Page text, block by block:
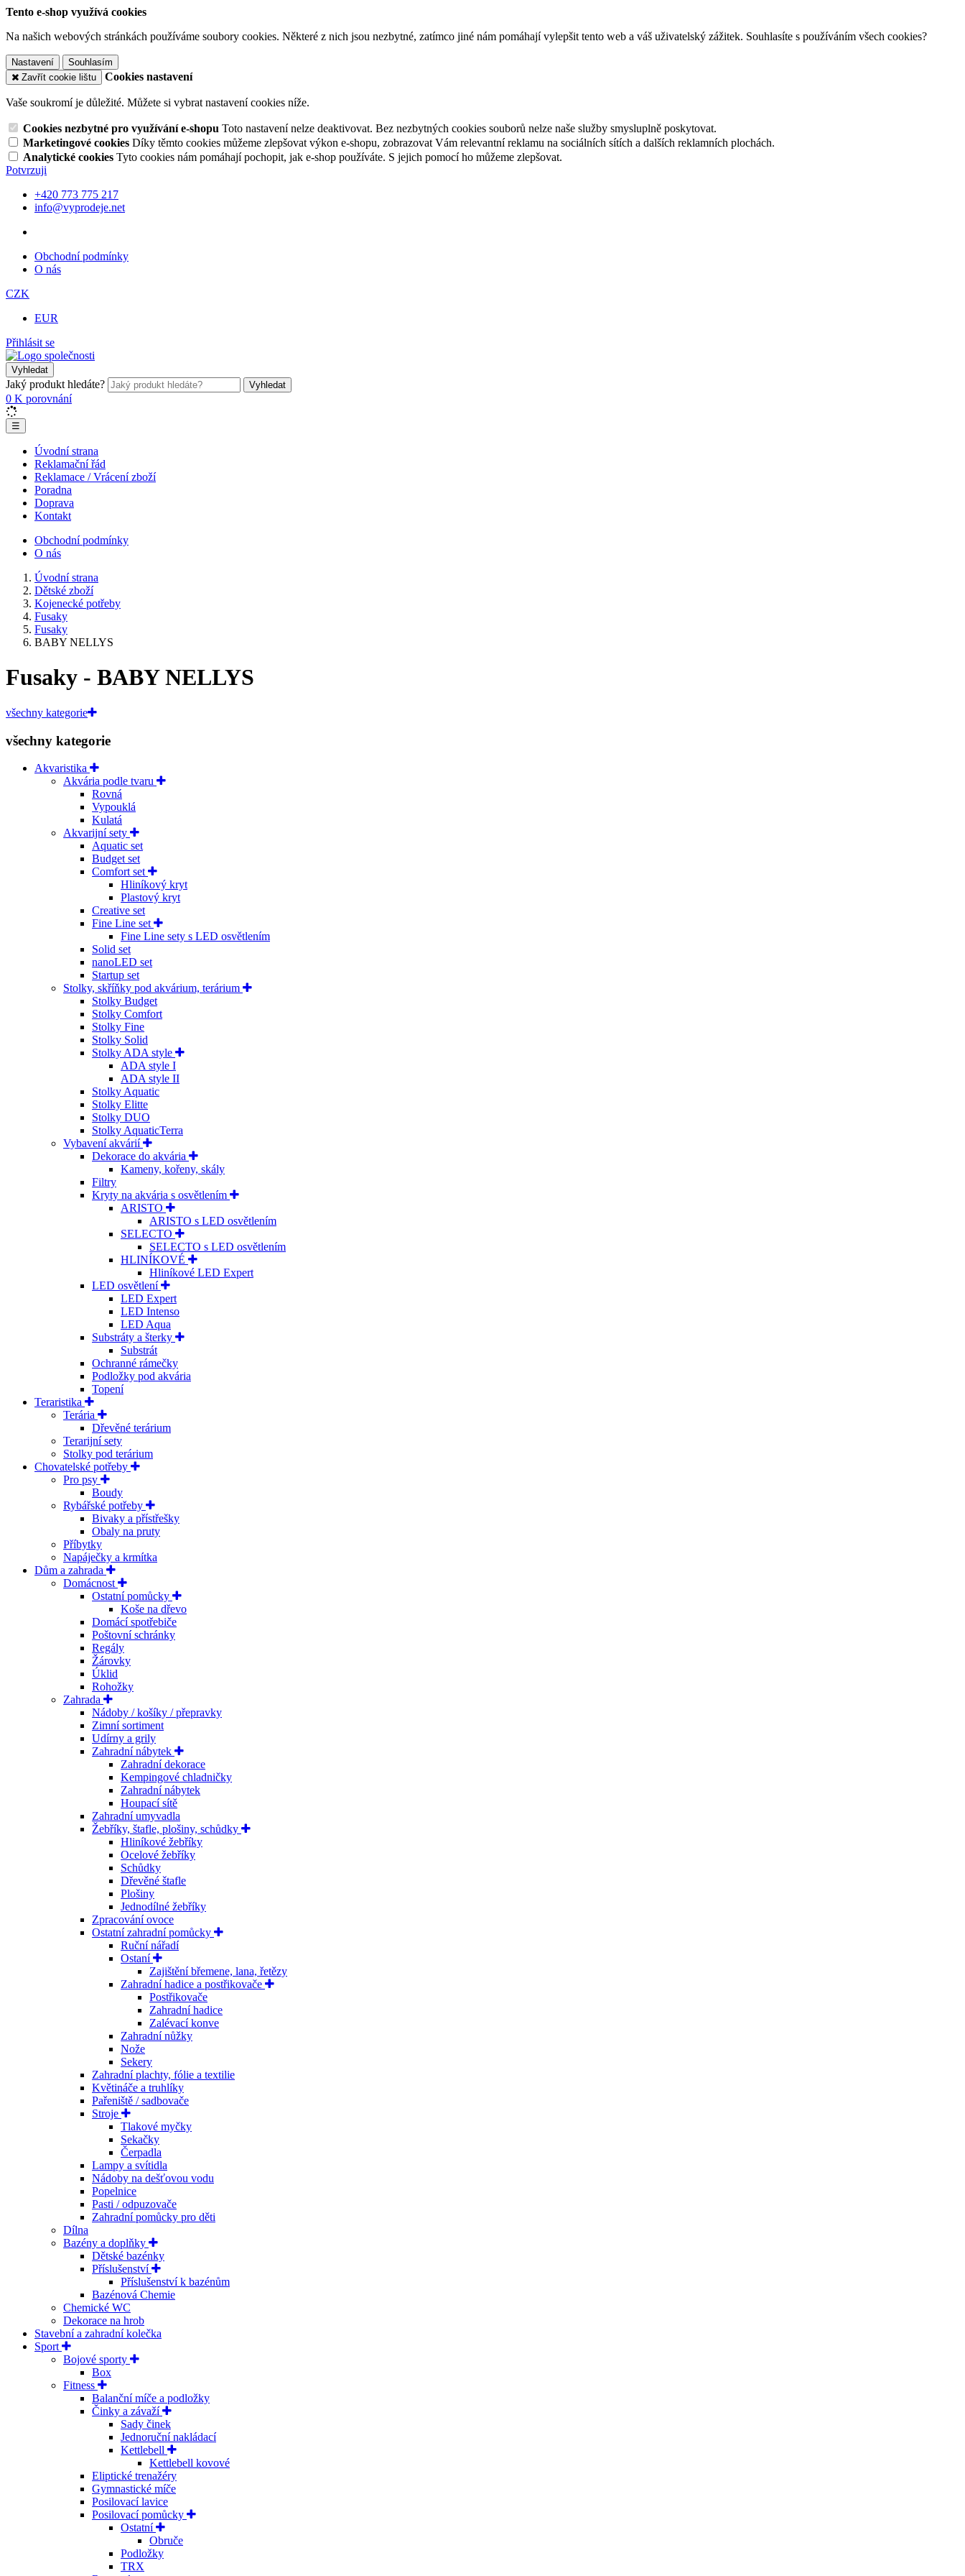
Tento e-shop využívá cookies
Na našich webových stránkách používáme soubory cookies. Některé z nich jsou nezbytné, zatímco jiné nám pomáhají vylepšit tento web a váš uživatelský zážitek. Souhlasíte s používáním všech cookies?
Nastavení
Souhlasím
Zavřít cookie lištu
Cookies nastavení
Vaše soukromí je důležité. Můžete si vybrat nastavení cookies níže.
Cookies nezbytné pro využívání e-shopu Toto nastavení nelze deaktivovat. Bez nezbytných cookies souborů nelze naše služby smysluplně poskytovat.
Marketingové cookies Díky těmto cookies můžeme zlepšovat výkon e-shopu, zobrazovat Vám relevantní reklamu na sociálních sítích a dalších reklamních plochách.
Analytické cookies Tyto cookies nám pomáhají pochopit, jak e-shop používáte. S jejich pomocí ho můžeme zlepšovat.
Potvrzuji
+420 773 775 217
info@vyprodeje.net
Obchodní podmínky
O nás
CZK
EUR
Přihlásit se
Vyhledat
Jaký produkt hledáte? Vyhledat
0 K porovnání
☰
Úvodní strana
Reklamační řád
Reklamace / Vrácení zboží
Poradna
Doprava
Kontakt
Obchodní podmínky
O nás
Úvodní strana
Dětské zboží
Kojenecké potřeby
Fusaky
Fusaky
BABY NELLYS
Fusaky - BABY NELLYS
všechny kategorie
všechny kategorie
Akvaristika
Akvária podle tvaru
Rovná
Vypouklá
Kulatá
Akvarijní sety
Aquatic set
Budget set
Comfort set
Hliníkový kryt
Plastový kryt
Creative set
Fine Line set
Fine Line sety s LED osvětlením
Solid set
nanoLED set
Startup set
Stolky, skříňky pod akvárium, terárium
Stolky Budget
Stolky Comfort
Stolky Fine
Stolky Solid
Stolky ADA style
ADA style I
ADA style II
Stolky Aquatic
Stolky Elitte
Stolky DUO
Stolky AquaticTerra
Vybavení akvárií
Dekorace do akvária
Kameny, kořeny, skály
Filtry
Kryty na akvária s osvětlením
ARISTO
ARISTO s LED osvětlením
SELECTO
SELECTO s LED osvětlením
HLINÍKOVÉ
Hliníkové LED Expert
LED osvětlení
LED Expert
LED Intenso
LED Aqua
Substráty a šterky
Substrát
Ochranné rámečky
Podložky pod akvária
Topení
Teraristika
Terária
Dřevěné terárium
Terarijní sety
Stolky pod terárium
Chovatelské potřeby
Pro psy
Boudy
Rybářské potřeby
Bivaky a přístřešky
Obaly na pruty
Příbytky
Napáječky a krmítka
Dům a zahrada
Domácnost
Ostatní pomůcky
Koše na dřevo
Domácí spotřebiče
Poštovní schránky
Regály
Žárovky
Úklid
Rohožky
Zahrada
Nádoby / košíky / přepravky
Zimní sortiment
Udírny a grily
Zahradní nábytek
Zahradní dekorace
Kempingové chladničky
Zahradní nábytek
Houpací sítě
Zahradní umyvadla
Žebříky, štafle, plošiny, schůdky
Hliníkové žebříky
Ocelové žebříky
Schůdky
Dřevěné štafle
Plošiny
Jednodílné žebříky
Zpracování ovoce
Ostatní zahradní pomůcky
Ruční nářadí
Ostaní
Zajištění břemene, lana, řetězy
Zahradní hadice a postřikovače
Postřikovače
Zahradní hadice
Zalévací konve
Zahradní nůžky
Nože
Sekery
Zahradní plachty, fólie a textilie
Květináče a truhlíky
Pařeniště / sadbovače
Stroje
Tlakové myčky
Sekačky
Čerpadla
Lampy a svítidla
Nádoby na dešťovou vodu
Popelnice
Pasti / odpuzovače
Zahradní pomůcky pro děti
Dílna
Bazény a doplňky
Dětské bazénky
Příslušenství
Příslušenství k bazénům
Bazénová Chemie
Chemické WC
Dekorace na hrob
Stavební a zahradní kolečka
Sport
Bojové sporty
Box
Fitness
Balanční míče a podložky
Činky a závaží
Sady činek
Jednoruční nakládací
Kettlebell
Kettlebell kovové
Eliptické trenažéry
Gymnastické míče
Posilovací lavice
Posilovací pomůcky
Ostatní
Obruče
Podložky
TRX